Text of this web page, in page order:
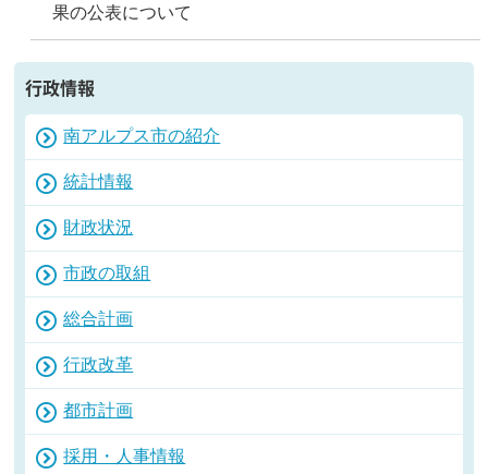
果の公表について
行政情報
南アルプス市の紹介
統計情報
財政状況
市政の取組
総合計画
行政改革
都市計画
採用・人事情報